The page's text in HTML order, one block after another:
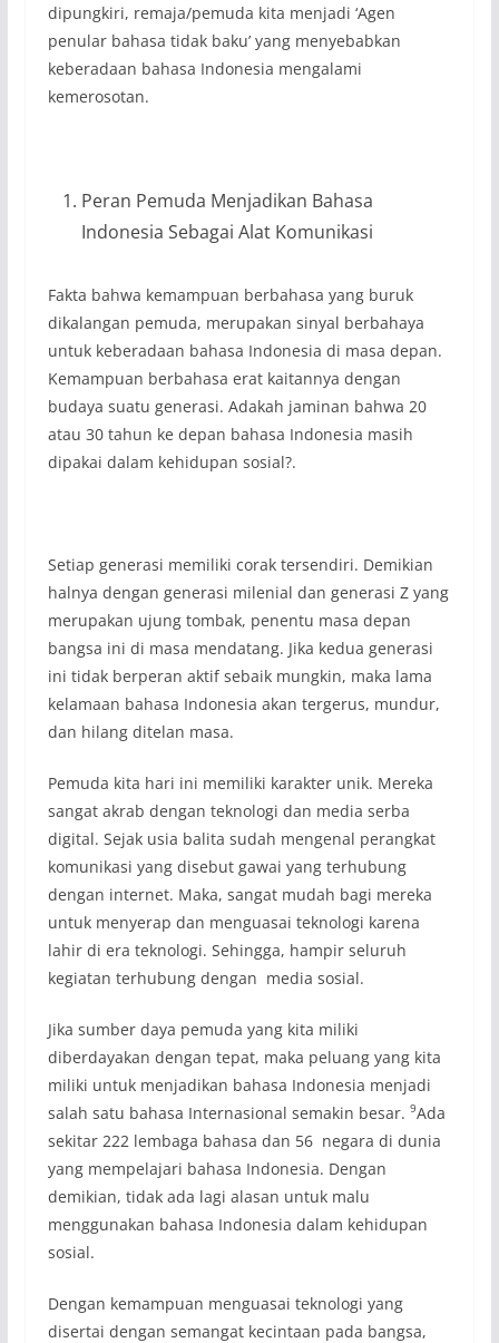
dipungkiri, remaja/pemuda kita menjadi ‘Agen
penular bahasa tidak baku’ yang menyebabkan
keberadaan bahasa Indonesia mengalami
kemerosotan.
Peran Pemuda Menjadikan Bahasa
Indonesia Sebagai Alat Komunikasi
Fakta bahwa kemampuan berbahasa yang buruk
dikalangan pemuda, merupakan sinyal berbahaya
untuk keberadaan bahasa Indonesia di masa depan.
Kemampuan berbahasa erat kaitannya dengan
budaya suatu generasi. Adakah jaminan bahwa 20
atau 30 tahun ke depan bahasa Indonesia masih
dipakai dalam kehidupan sosial?.
Setiap generasi memiliki corak tersendiri. Demikian
halnya dengan generasi milenial dan generasi Z yang
merupakan ujung tombak, penentu masa depan
bangsa ini di masa mendatang. Jika kedua generasi
ini tidak berperan aktif sebaik mungkin, maka lama
kelamaan bahasa Indonesia akan tergerus, mundur,
dan hilang ditelan masa.
Pemuda kita hari ini memiliki karakter unik. Mereka
sangat akrab dengan teknologi dan media serba
digital. Sejak usia balita sudah mengenal perangkat
komunikasi yang disebut gawai yang terhubung
dengan internet. Maka, sangat mudah bagi mereka
untuk menyerap dan menguasai teknologi karena
lahir di era teknologi. Sehingga, hampir seluruh
kegiatan terhubung dengan media sosial.
Jika sumber daya pemuda yang kita miliki
diberdayakan dengan tepat, maka peluang yang kita
miliki untuk menjadikan bahasa Indonesia menjadi
salah satu bahasa Internasional semakin besar. 9Ada
sekitar 222 lembaga bahasa dan 56 negara di dunia
yang mempelajari bahasa Indonesia. Dengan
demikian, tidak ada lagi alasan untuk malu
menggunakan bahasa Indonesia dalam kehidupan
sosial.
Dengan kemampuan menguasai teknologi yang
disertai dengan semangat kecintaan pada bangsa,